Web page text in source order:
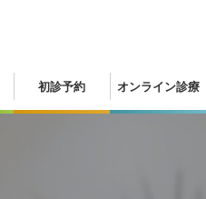
初診予約 オンライン診療